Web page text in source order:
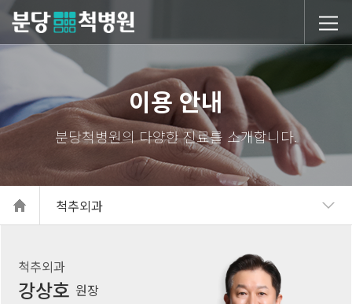
당척병원
이용 안내
척추외과
척추외과
강상호 원장